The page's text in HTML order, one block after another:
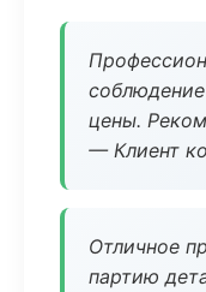
цены.
— Клиент
Отличное
партию